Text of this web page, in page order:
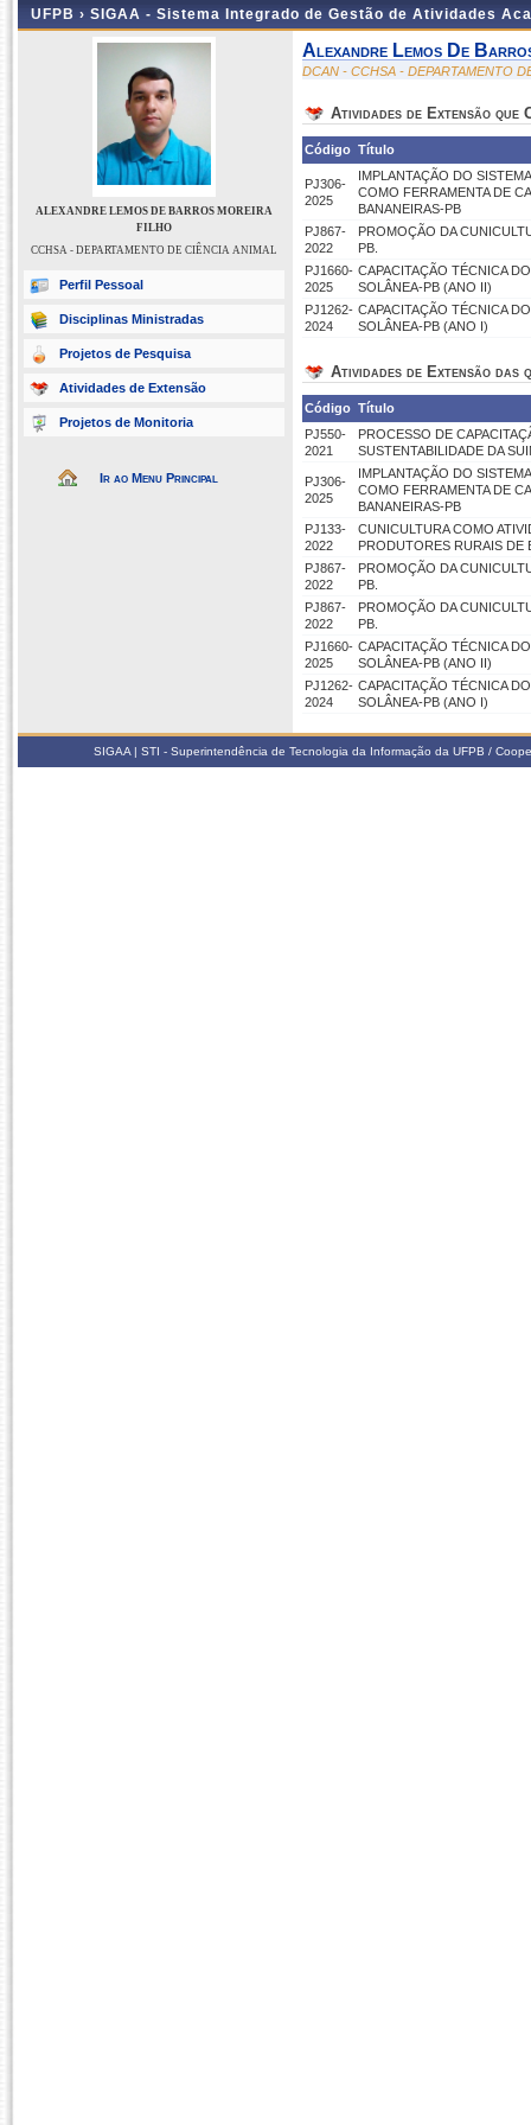
UFPB › SIGAA - Sistema Integrado de Gestão de Atividades
ALEXANDRE LEMOS DE BARROS MOREIRA
FILHO
CCHSA - DEPARTAMENTO DE CIÊNCIA ANIMAL
Perfil Pessoal
Disciplinas Ministradas
Projetos de Pesquisa
Atividades de Extensão
Projetos de Monitoria
Ir ao Menu Principal
Alexandre Lemos De
DCAN - CCHSA - DEPARTAMENTO
Atividades de Extensão que
Código Título
PJ306-
2025
IMPLANTAÇÃO DO
COMO FERRAMENTA DE
BANANEIRAS-PB
PJ867-
2022
PROMOÇÃO DA
PB.
PJ1660-
2025
CAPACITAÇÃO TÉCNICA
SOLÂNEA-PB (ANO II)
PJ1262-
2024
CAPACITAÇÃO TÉCNICA
SOLÂNEA-PB (ANO I)
Atividades de Extensão das
Código Título
PJ550-
2021
PROCESSO DE
SUSTENTABILIDADE DA
PJ306-
2025
IMPLANTAÇÃO DO
COMO FERRAMENTA DE
BANANEIRAS-PB
PJ133-
2022
CUNICULTURA COMO
PRODUTORES RURAIS DE
PJ867-
2022
PROMOÇÃO DA
PB.
PJ867-
2022
PROMOÇÃO DA
PB.
PJ1660-
2025
CAPACITAÇÃO TÉCNICA
SOLÂNEA-PB (ANO II)
PJ1262-
2024
CAPACITAÇÃO TÉCNICA
SOLÂNEA-PB (ANO I)
SIGAA | STI - Superintendência de Tecnologia da Informação da UFPB /